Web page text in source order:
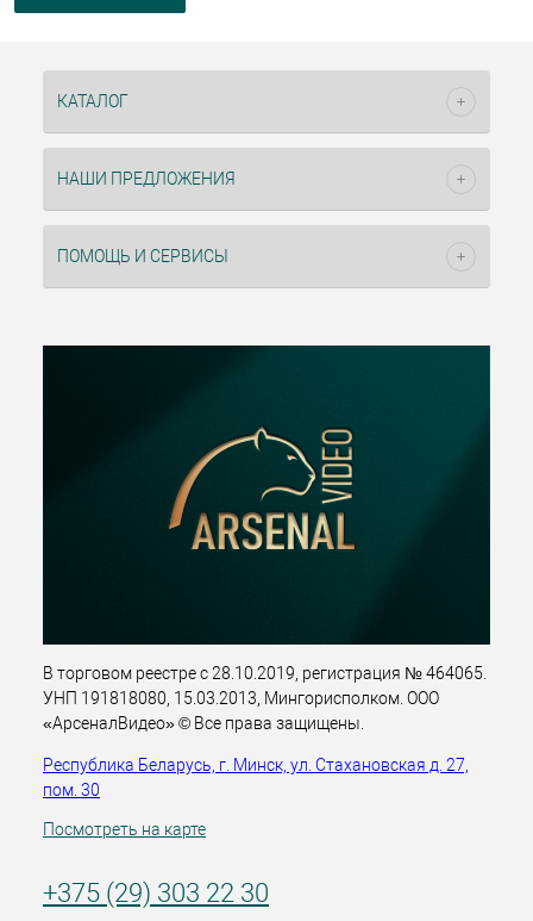
КАТАЛОГ
НАШИ ПРЕДЛОЖЕНИЯ
ПОМОЩЬ И СЕРВИСЫ
В торговом реестре с 28.10.2019, регистрация № 464065.
УНП 191818080, 15.03.2013, Мингорисполком. ООО
«АрсеналВидео» © Все права защищены.
Республика Беларусь, г. Минск, ул. Стахановская д. 27,
пом. 30
Посмотреть на карте
+375 (29) 303 22 30